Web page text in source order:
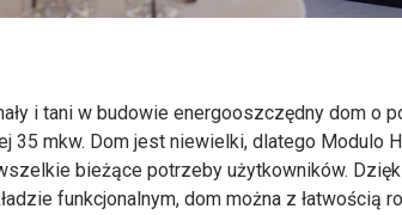
i tani w budowie energooszczędny dom o
35 mkw. Dom jest niewielki, dlatego Modulo
bieżące potrzeby użytkowników.
funkcjonalnym, dom można z łatwością